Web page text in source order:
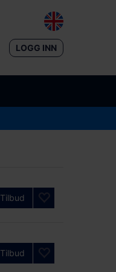
LOGG INN
Tilbud
Tilbud